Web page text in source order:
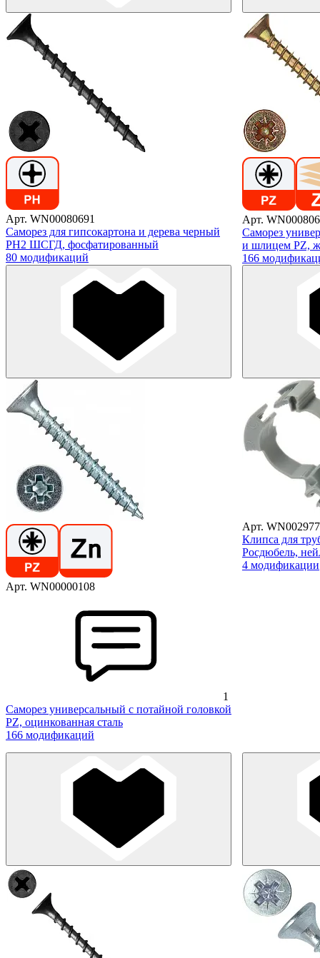
Арт. WN00080691
Саморез для гипсокартона и дерева черный
PH2 ШСГД, фосфатированный
80 модификаций
Арт.
Саморез
и шлицем PZ,
166
Арт. WN00000108
1
Саморез универсальный с потайной головкой
PZ, оцинкованная сталь
166 модификаций
Арт.
Клипса для
Росдюбель,
4 модификации